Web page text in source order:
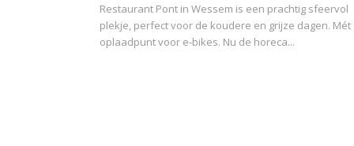
Restaurant Pont in Wessem is een prachtig sfeervol
plekje, perfect voor de koudere en grijze dagen. Mét
oplaadpunt voor e-bikes. Nu de horeca...